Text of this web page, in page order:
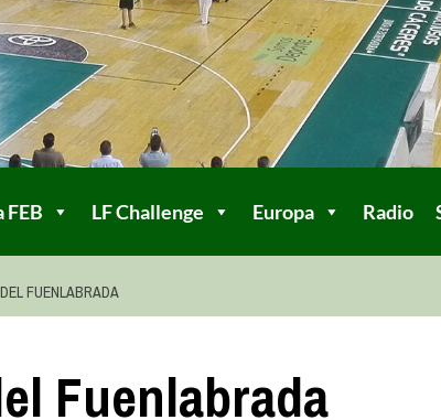
FEB LF Challenge Europa Radio
FUENLABRADA
Fuenlabrada